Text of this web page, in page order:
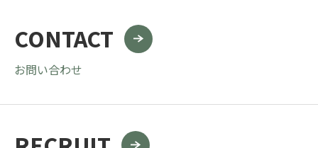
CONTACT
お問い合わせ